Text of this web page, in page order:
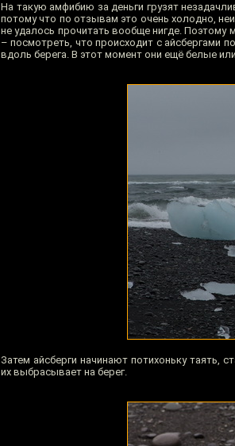
На такую амфибию за деньги грузят
потому что по отзывам это очень холодно,
не удалось прочитать вообще нигде. Поэтому
– посмотреть, что происходит с айсбергами
вдоль берега. В этот момент они ещё белые
Затем айсберги начинают потихоньку таять,
их выбрасывает на берег.